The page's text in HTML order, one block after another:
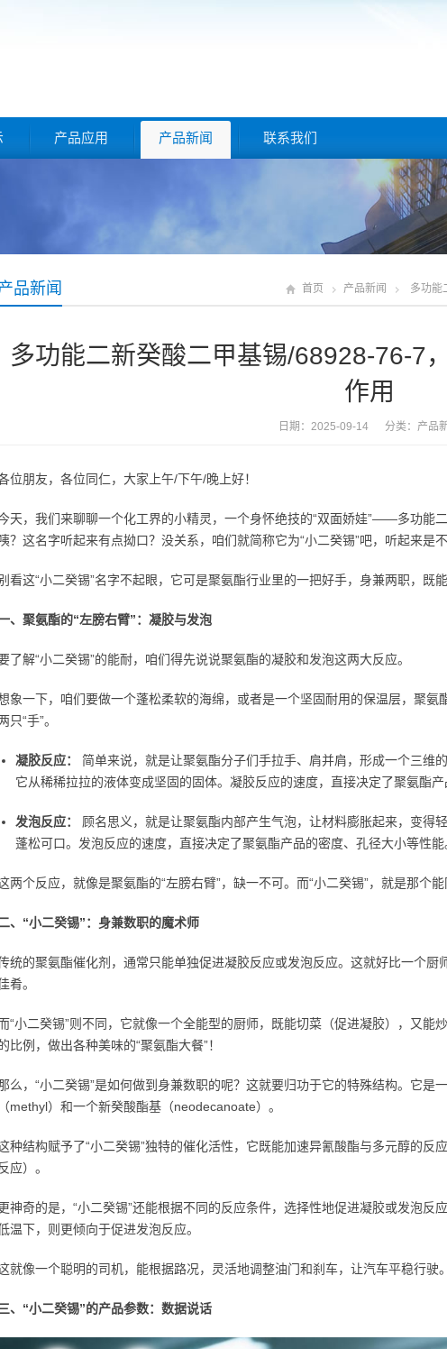
产品应用 产品新闻 联系我们
品新闻 首页 产品新闻 多功能
多功能二新癸酸二甲基锡/68928-76-7
作用
日期：2025-09-14 分类： 产品
位朋友，各位同仁，大家上午/下午/晚上好！
天，我们来聊聊一个化工界的小精灵，一个身怀绝技的“双面娇娃”——多功能
？这名字听起来有点拗口？没关系，咱们就简称它为“小二癸锡”吧，听起来是
看这“小二癸锡”名字不起眼，它可是聚氨酯行业里的一把好手，身兼两职，既
、聚氨酯的“左膀右臂”：凝胶与发泡
了解“小二癸锡”的能耐，咱们得先说说聚氨酯的凝胶和发泡这两大反应。
象一下，咱们要做一个蓬松柔软的海绵，或者是一个坚固耐用的保温层，聚
只“手”。
凝胶反应：
简单来说，就是让聚氨酯分子们手拉手、肩并肩，形成一个三维
它从稀稀拉拉的液体变成坚固的固体。凝胶反应的速度，直接决定了聚氨酯
发泡反应：
顾名思义，就是让聚氨酯内部产生气泡，让材料膨胀起来，变得
蓬松可口。发泡反应的速度，直接决定了聚氨酯产品的密度、孔径大小等性能
两个反应，就像是聚氨酯的“左膀右臂”，缺一不可。而“小二癸锡”，就是那个
、“小二癸锡”：身兼数职的魔术师
统的聚氨酯催化剂，通常只能单独促进凝胶反应或发泡反应。这就好比一个
肴。
“小二癸锡”则不同，它就像一个全能型的厨师，既能切菜（促进凝胶），又能
比例，做出各种美味的“聚氨酯大餐”！
么，“小二癸锡”是如何做到身兼数职的呢？这就要归功于它的特殊结构。它是
（methyl）和一个新癸酸酯基（neodecanoate）。
种结构赋予了“小二癸锡”独特的催化活性，它既能加速异氰酸酯与多元醇的反
应）。
神奇的是，“小二癸锡”还能根据不同的反应条件，选择性地促进凝胶或发泡
温下，则更倾向于促进发泡反应。
就像一个聪明的司机，能根据路况，灵活地调整油门和刹车，让汽车平稳行驶
、“小二癸锡”的产品参数：数据说话